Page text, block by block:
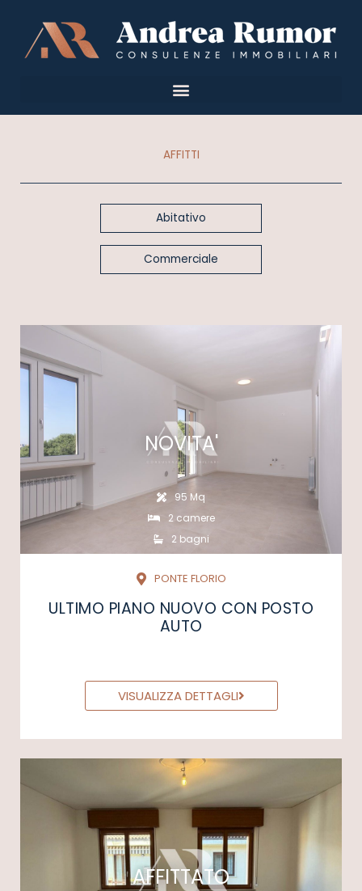
contenuto
AFFITTI
Abitativo
Commerciale
NOVITA'
95 Mq
2 camere
2 bagni
PONTE FLORIO
ULTIMO PIANO NUOVO CON POSTO
AUTO
VISUALIZZA DETTAGLI
AFFITTATO